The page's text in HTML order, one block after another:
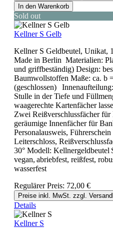
In den Warenkorb
Sold out
Kellner S Gelb
Kellner S Geldbeutel, Unikat,
Made in Berlin Materialien:
und griffbeständig) Design:
Baumwollstoffen Maße: ca. b
(geschlossen)
Stulle in der Tiefe und
waagerechte Kartenfächer
Zwei Reißverschlussfächer
geräumige Innenfächer für
Personalausweis,
Leiterschloss,
30° Modell: Kellnergeldbeutel
vegan, abriebfest, reißfest,
wasserfest
Regulärer Preis: 72,00 €
Preise inkl. MwSt. zzgl.
Details
Kellner S